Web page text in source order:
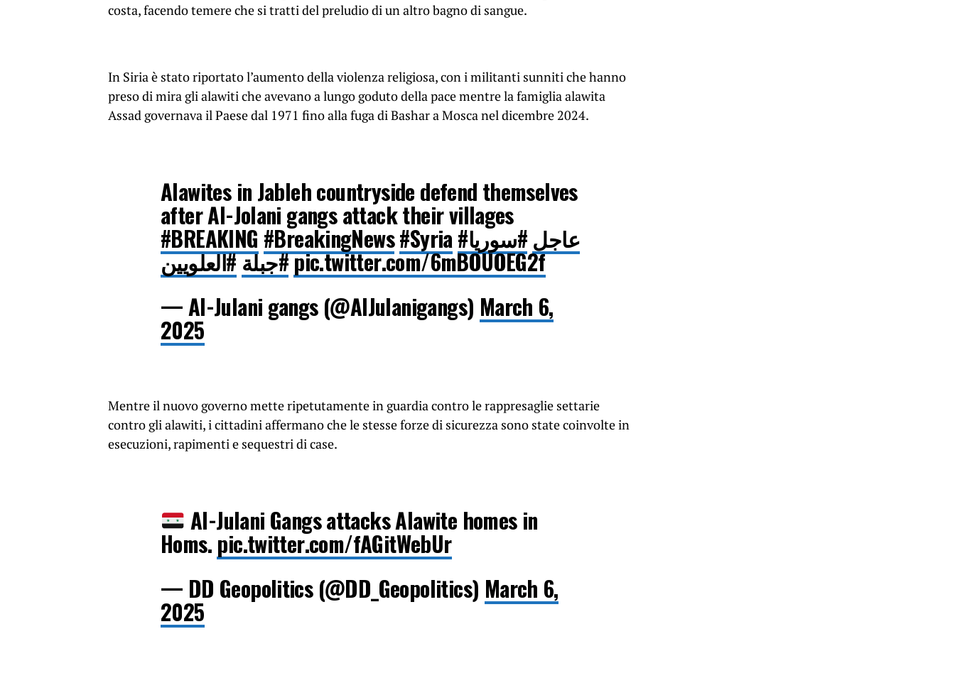
costa, facendo temere che si tratti del preludio di un altro bagno di sangue.
In Siria è stato riportato l’aumento della violenza religiosa, con i militanti sunniti che hanno
preso di mira gli alawiti che avevano a lungo goduto della pace mentre la famiglia alawita
Assad governava il Paese dal 1971 fino alla fuga di Bashar a Mosca nel dicembre 2024.
Alawites in Jableh countryside defend themselves
after Al-Jolani gangs attack their villages
#BREAKING #BreakingNews#Syria #عاجل #سوريا
#جبلة#العلويين
pic.twitter.com/6mBOUOEG2f
— Al-Julani gangs (@AlJulanigangs) March 6,
2025
Mentre il nuovo governo mette ripetutamente in guardia contro le rappresaglie settarie
contro gli alawiti, i cittadini affermano che le stesse forze di sicurezza sono state coinvolte in
esecuzioni, rapimenti e sequestri di case.
Al-Julani Gangs attacks Alawite homes in
Homs. pic.twitter.com/fAGitWebUr
— DD Geopolitics (@DD_Geopolitics) March 6,
2025